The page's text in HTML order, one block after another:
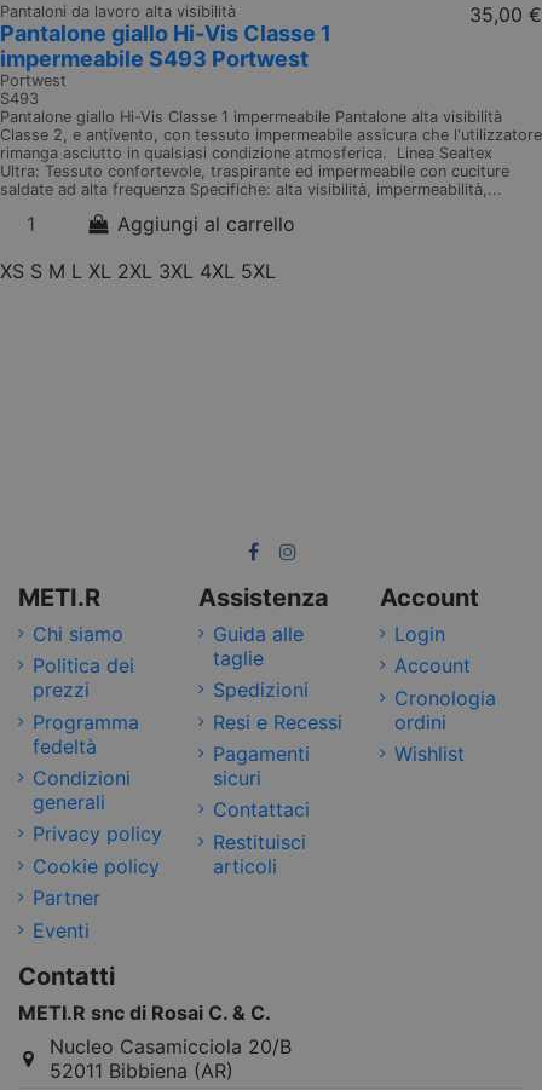
Pantaloni da lavoro alta visibilità
Pantalone giallo Hi-Vis Classe 1
impermeabile S493 Portwest
Portwest
S493
35,00 €
Pantalone giallo Hi-Vis Classe 1 impermeabile Pantalone alta visibilità
Classe 2, e antivento, con tessuto impermeabile assicura che l'utilizzatore
rimanga asciutto in qualsiasi condizione atmosferica. Linea Sealtex
Ultra: Tessuto confortevole, traspirante ed impermeabile con cuciture
saldate ad alta frequenza Specifiche: alta visibilità, impermeabilità,...
Aggiungi al carrello
XS S M L XL 2XL 3XL 4XL 5XL
METI.R
Chi siamo
Politica dei
prezzi
Programma
fedeltà
Condizioni
generali
Privacy policy
Cookie policy
Partner
Eventi
Assistenza
Guida alle
taglie
Spedizioni
Resi e Recessi
Pagamenti
sicuri
Contattaci
Restituisci
articoli
Account
Login
Account
Cronologia
ordini
Wishlist
Contatti
METI.R snc di Rosai C. & C.
Nucleo Casamicciola 20/B
52011 Bibbiena (AR)